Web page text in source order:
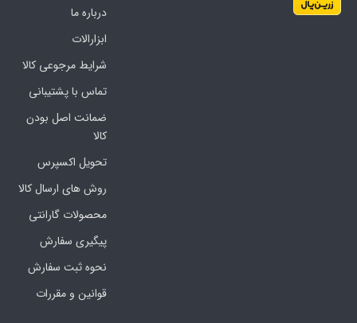
درباره ما
ابزارالات
شرایط مرجوعی کالا
تماس با پشتیبانی
ضمانت اصل بودن
کالا
تحویل اکسپرس
روش های ارسال کالا
محصولات گارانتی
پیگیری سفارش
نحوه ثبت سفارش
قوانین و مقررات